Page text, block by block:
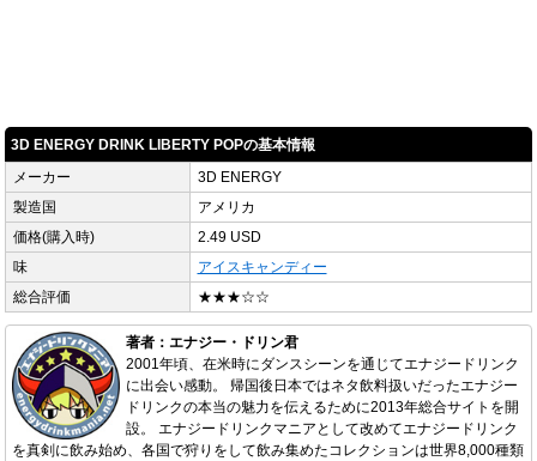
3D ENERGY DRINK LIBERTY POPの基本情報
メーカー
3D ENERGY
製造国
アメリカ
価格(購入時)
2.49 USD
味
アイスキャンディー
総合評価
★★★☆☆
著者：エナジー・ドリン君
2001年頃、在米時にダンスシーンを通じてエナジードリンク
に出会い感動。 帰国後日本ではネタ飲料扱いだったエナジー
ドリンクの本当の魅力を伝えるために2013年総合サイトを開
設。 エナジードリンクマニアとして改めてエナジードリンク
を真剣に飲み始め、各国で狩りをして飲み集めたコレクションは世界8,000種類